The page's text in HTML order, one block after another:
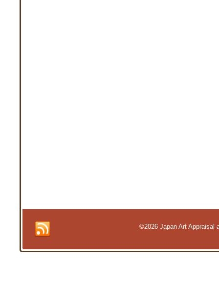
©2026 Japan Art Appraisal